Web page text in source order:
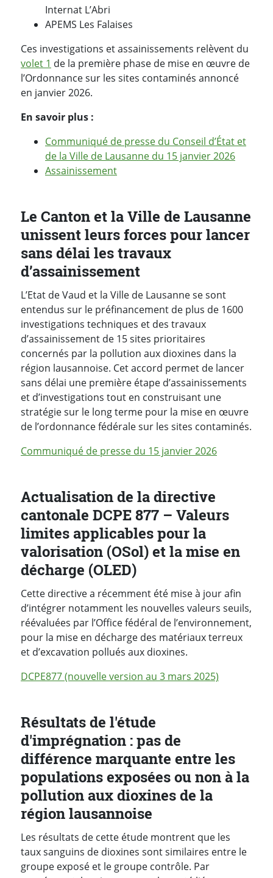
Internat L’Abri
APEMS Les Falaises
Ces investigations et assainissements relèvent du
volet 1 de la première phase de mise en œuvre de
l’Ordonnance sur les sites contaminés annoncé
en janvier 2026.
En savoir plus :
Communiqué de presse du Conseil d’État et
de la Ville de Lausanne du 15 janvier 2026
Assainissement
Le Canton et la Ville de Lausanne
unissent leurs forces pour lancer
sans délai les travaux
d’assainissement
L’Etat de Vaud et la Ville de Lausanne se sont
entendus sur le préfinancement de plus de 1600
investigations techniques et des travaux
d’assainissement de 15 sites prioritaires
concernés par la pollution aux dioxines dans la
région lausannoise. Cet accord permet de lancer
sans délai une première étape d’assainissements
et d’investigations tout en construisant une
stratégie sur le long terme pour la mise en œuvre
de l’ordonnance fédérale sur les sites contaminés.
Communiqué de presse du 15 janvier 2026
Actualisation de la directive
cantonale DCPE 877 – Valeurs
limites applicables pour la
valorisation (OSol) et la mise en
décharge (OLED)
Cette directive a récemment été mise à jour afin
d’intégrer notamment les nouvelles valeurs seuils,
réévaluées par l’Office fédéral de l’environnement,
pour la mise en décharge des matériaux terreux
et d’excavation pollués aux dioxines.
DCPE877 (nouvelle version au 3 mars 2025)
Résultats de l'étude
d'imprégnation : pas de
différence marquante entre les
populations exposées ou non à la
pollution aux dioxines de la
région lausannoise
Les résultats de cette étude montrent que les
taux sanguins de dioxines sont similaires entre le
groupe exposé et le groupe contrôle. Par